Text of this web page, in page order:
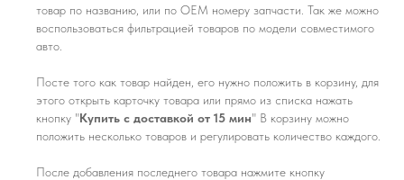
товар по названию, или по ОЕМ номеру запчасти. Так же можно
воспользоваться фильтрацией товаров по модели совместимого
авто.
Посте того как товар найден, его нужно положить в корзину, для
этого открыть карточку товара или прямо из списка нажать
кнопку "Купить с доставкой от 15 мин" В корзину можно
положить несколько товаров и регулировать количество каждого.
После добавления последнего товара нажмите кнопку